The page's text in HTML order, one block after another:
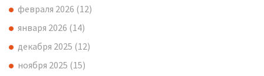
февраля 2026 (12)
января 2026 (14)
декабря 2025 (12)
ноября 2025 (15)